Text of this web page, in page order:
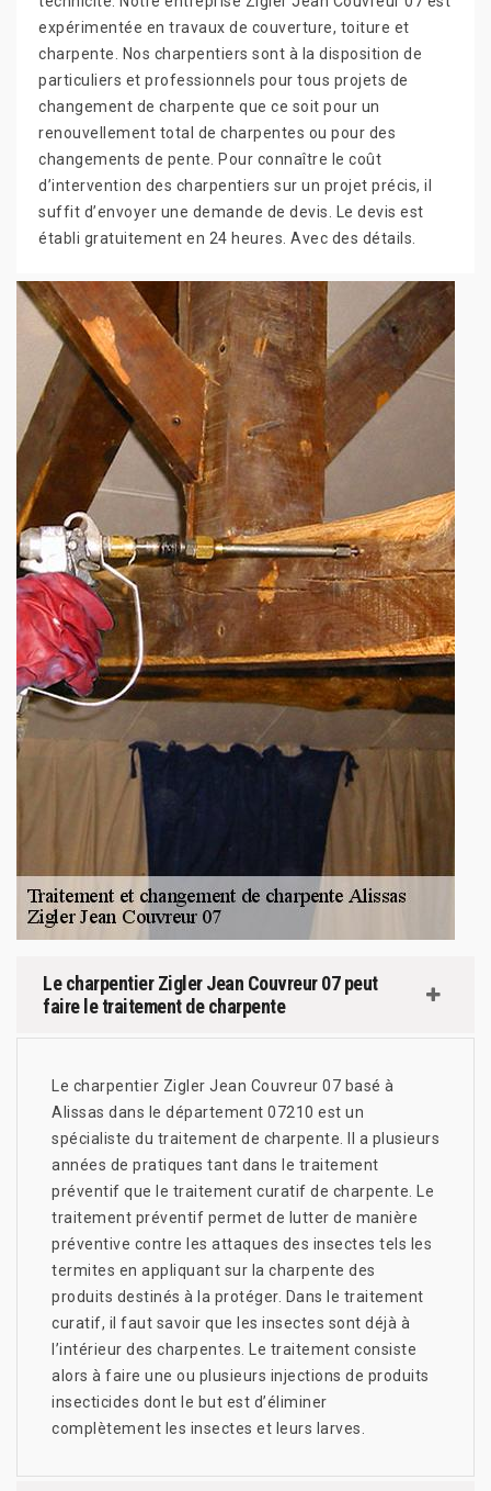
expérimentée en travaux de couverture, toiture et
charpente. Nos charpentiers sont à la disposition de
particuliers et professionnels pour tous projets de
changement de charpente que ce soit pour un
renouvellement total de charpentes ou pour des
changements de pente. Pour connaître le coût
d’intervention des charpentiers sur un projet précis, il
suffit d’envoyer une demande de devis. Le devis est
établi gratuitement en 24 heures. Avec des détails.
Le charpentier Zigler Jean Couvreur 07 peut
faire le traitement de charpente
Le charpentier Zigler Jean Couvreur 07 basé à
Alissas dans le département 07210 est un
spécialiste du traitement de charpente. Il a plusieurs
années de pratiques tant dans le traitement
préventif que le traitement curatif de charpente. Le
traitement préventif permet de lutter de manière
préventive contre les attaques des insectes tels les
termites en appliquant sur la charpente des
produits destinés à la protéger. Dans le traitement
curatif, il faut savoir que les insectes sont déjà à
l’intérieur des charpentes. Le traitement consiste
alors à faire une ou plusieurs injections de produits
insecticides dont le but est d’éliminer
complètement les insectes et leurs larves.